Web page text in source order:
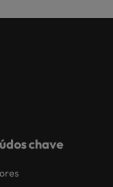
chave